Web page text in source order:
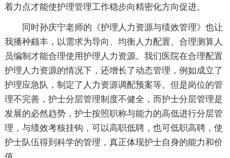
着力点才能使护理管理工作稳步向精密化方向促进。
同时孙庆宁老师的《护理人力资源与绩效管理》也让
我播种颇丰，以需求为导向、均衡人力配置、合理测算人
员编制才能合理使用护理人力资源。我们医院在合理配置
护理人力资源的情况下，还增长了动态管理，例如成立了
护理应急队，制定了人力资源调配预案等。但是岗位的管
理不完善，护士分层管理制度不健全，而护士分层管理是
发展的必然趋势，护士按照职称与能力的高低进行分层管
理，与绩效考核挂钩，可以高职低聘，也可低职高聘，使
护士队伍得到科学的管理，真正体现护士自身的能力和价